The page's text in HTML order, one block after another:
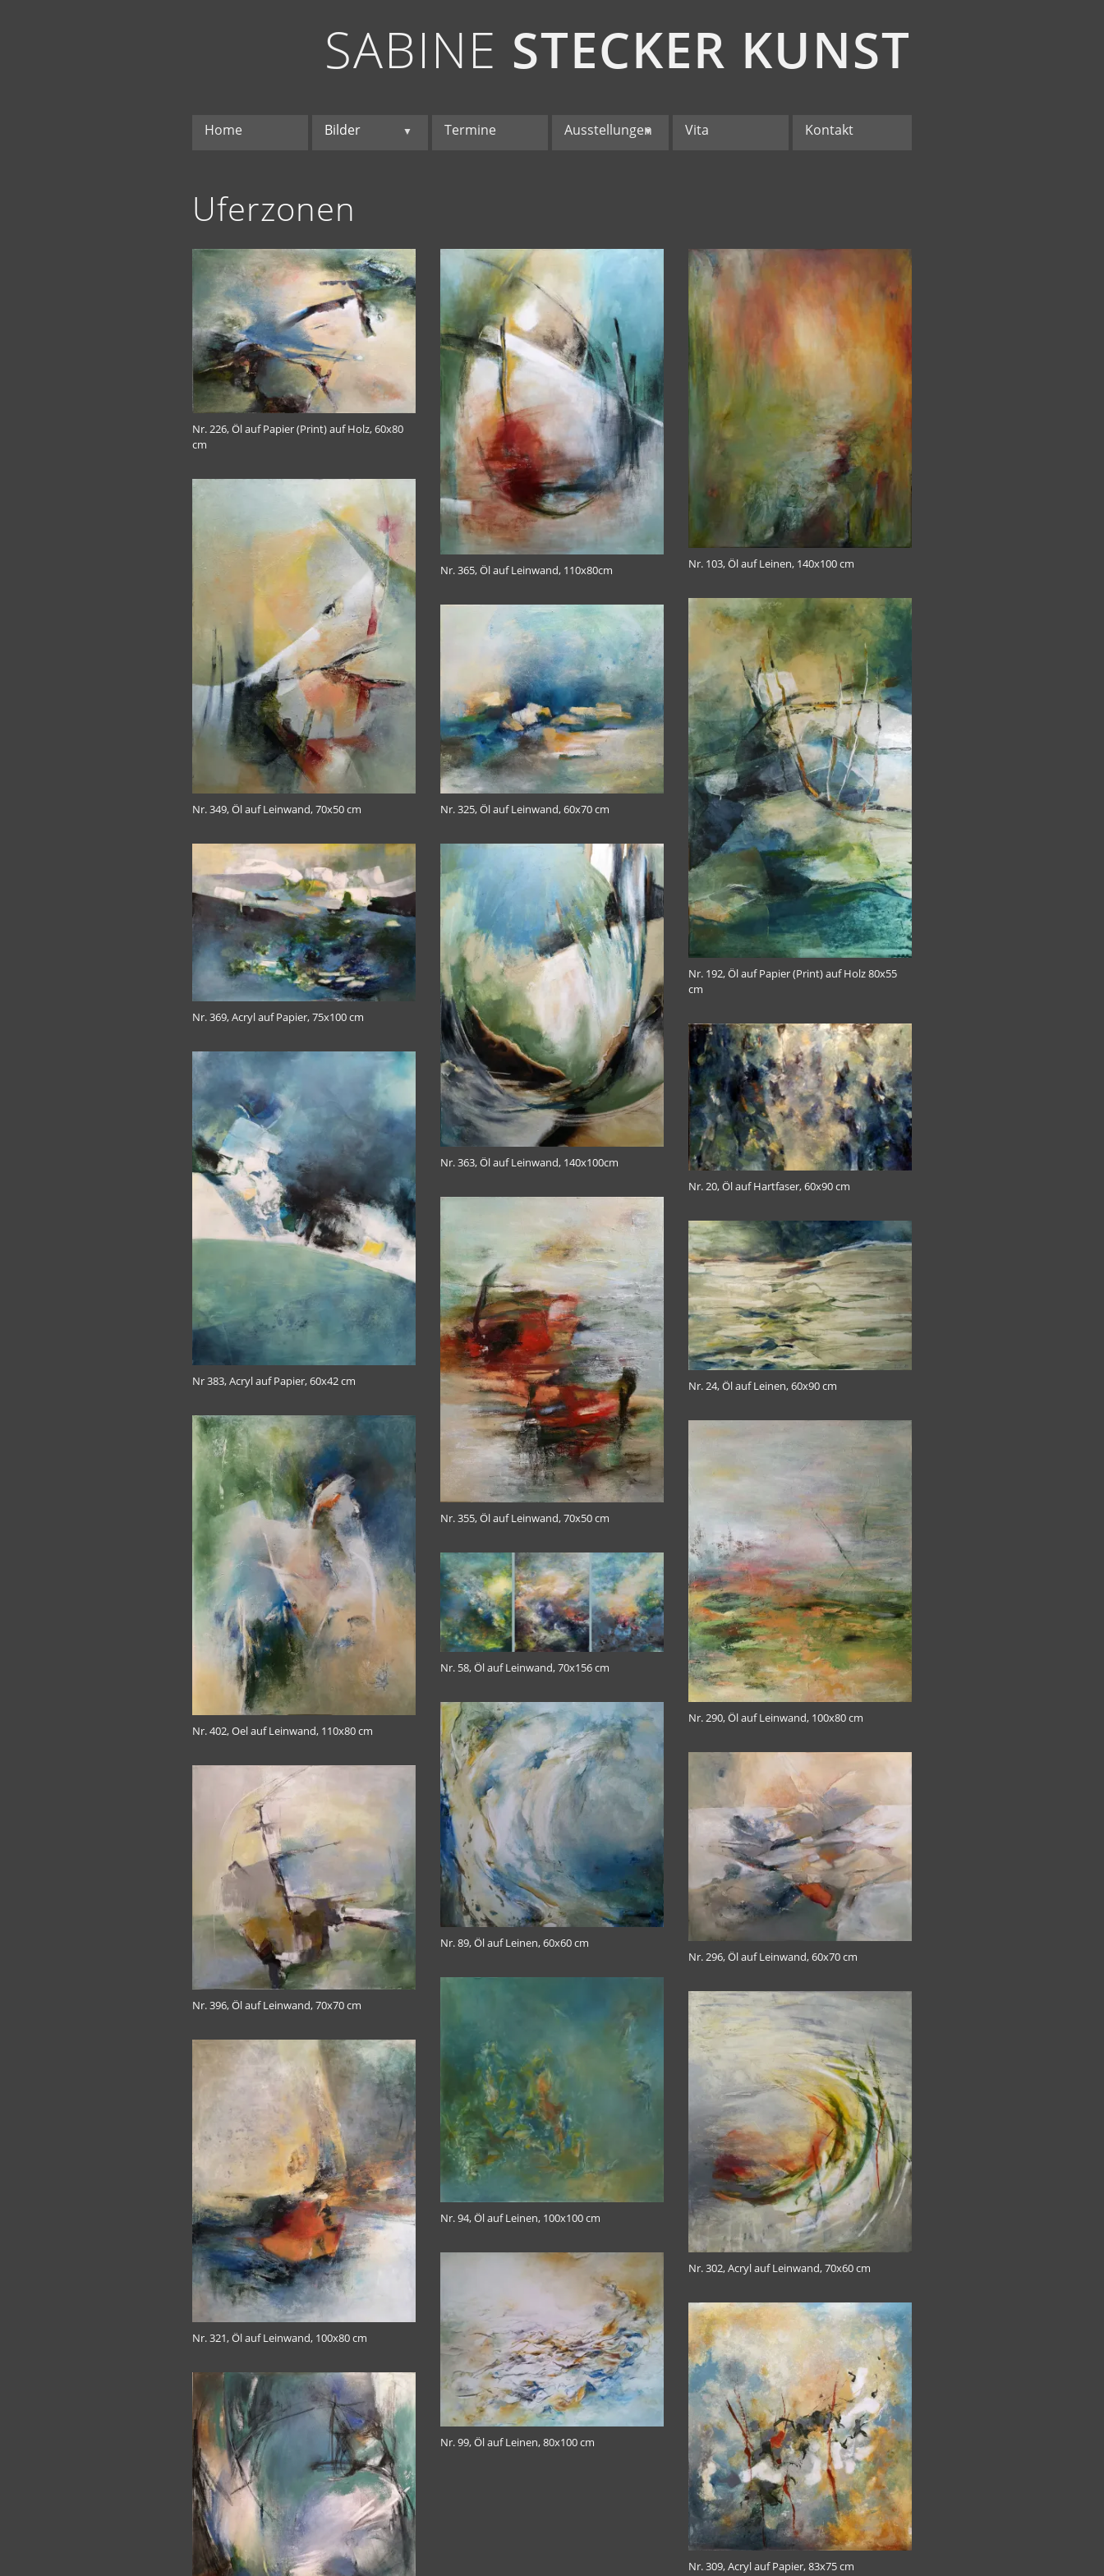
SABINE STECKER KUNST
Home Bilder ▼ Termine Ausstellungen
▼ Vita Kontakt
Uferzonen
Nr. 226, Öl auf Papier (Print) auf Holz, 60x80
cm
Nr. 349, Öl auf Leinwand, 70x50 cm
Nr. 369, Acryl auf Papier, 75x100 cm
Nr 383, Acryl auf Papier, 60x42 cm
Nr. 402, Oel auf Leinwand, 110x80 cm
Nr. 396, Öl auf Leinwand, 70x70 cm
Nr. 321, Öl auf Leinwand, 100x80 cm
Nr. 365, Öl auf Leinwand, 110x80cm
Nr. 325, Öl auf Leinwand, 60x70 cm
Nr. 363, Öl auf Leinwand, 140x100cm
Nr. 355, Öl auf Leinwand, 70x50 cm
Nr. 58, Öl auf Leinwand, 70x156 cm
Nr. 89, Öl auf Leinen, 60x60 cm
Nr. 94, Öl auf Leinen, 100x100 cm
Nr. 99, Öl auf Leinen, 80x100 cm
Nr. 103, Öl auf Leinen, 140x100 cm
Nr. 192, Öl auf Papier (Print) auf Holz 80x55
cm
Nr. 20, Öl auf Hartfaser, 60x90 cm
Nr. 24, Öl auf Leinen, 60x90 cm
Nr. 290, Öl auf Leinwand, 100x80 cm
Nr. 296, Öl auf Leinwand, 60x70 cm
Nr. 302, Acryl auf Leinwand, 70x60 cm
Nr. 309, Acryl auf Papier, 83x75 cm